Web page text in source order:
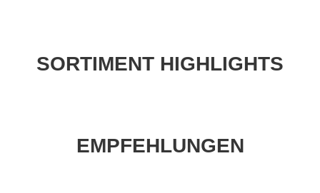
SORTIMENT HIGHLIGHTS
EMPFEHLUNGEN